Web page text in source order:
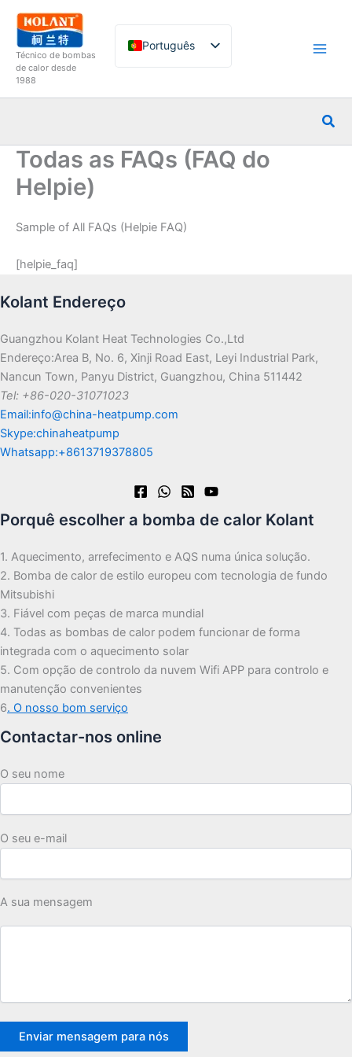
Saltar
para
conteúdo
Técnico de bombas
de calor desde
1988
Português
English
French
Italian
Arabic
Todas as FAQs (FAQ do
Helpie)
Sample of All FAQs (Helpie FAQ)
[helpie_faq]
Kolant Endereço
Guangzhou Kolant Heat Technologies Co.,Ltd
Endereço:Area B, No. 6, Xinji Road East, Leyi Industrial Park,
Nancun Town, Panyu District, Guangzhou, China 511442
Tel: +86-020-31071023
Email:info@china-heatpump.com
Skype:chinaheatpump
Whatsapp:+8613719378805
Porquê escolher a bomba de calor Kolant
1. Aquecimento, arrefecimento e AQS numa única solução.
2. Bomba de calor de estilo europeu com tecnologia de fundo
Mitsubishi
3. Fiável com peças de marca mundial
4. Todas as bombas de calor podem funcionar de forma
integrada com o aquecimento solar
5. Com opção de controlo da nuvem Wifi APP para controlo e
manutenção convenientes
6. O nosso bom serviço
Contactar-nos online
O seu nome
O seu e-mail
A sua mensagem